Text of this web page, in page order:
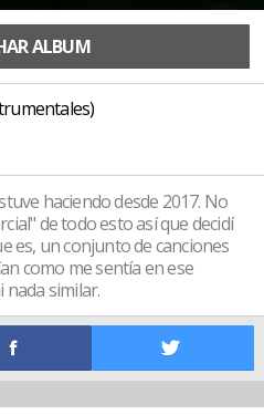
ALBUM
haciendo desde 2017. No
de todo esto así que decidí
es, un conjunto de canciones
como me sentía en ese
similar.